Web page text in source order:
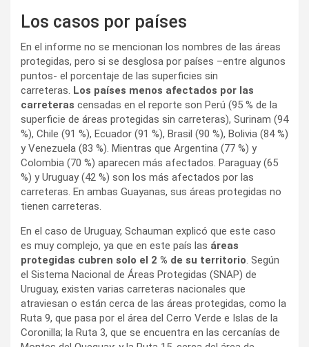
Los casos por países
En el informe no se mencionan los nombres de las áreas
protegidas, pero si se desglosa por países –entre algunos
puntos- el porcentaje de las superficies sin
carreteras. Los países menos afectados por las
carreteras censadas en el reporte son Perú (95 % de la
superficie de áreas protegidas sin carreteras), Surinam (94
%), Chile (91 %), Ecuador (91 %), Brasil (90 %), Bolivia (84 %)
y Venezuela (83 %). Mientras que Argentina (77 %) y
Colombia (70 %) aparecen más afectados. Paraguay (65
%) y Uruguay (42 %) son los más afectados por las
carreteras. En ambas Guayanas, sus áreas protegidas no
tienen carreteras.
En el caso de Uruguay, Schauman explicó que este caso
es muy complejo, ya que en este país las áreas
protegidas cubren solo el 2 % de su territorio. Según
el Sistema Nacional de Áreas Protegidas (SNAP) de
Uruguay, existen varias carreteras nacionales que
atraviesan o están cerca de las áreas protegidas, como la
Ruta 9, que pasa por el área del Cerro Verde e Islas de la
Coronilla; la Ruta 3, que se encuentra en las cercanías de